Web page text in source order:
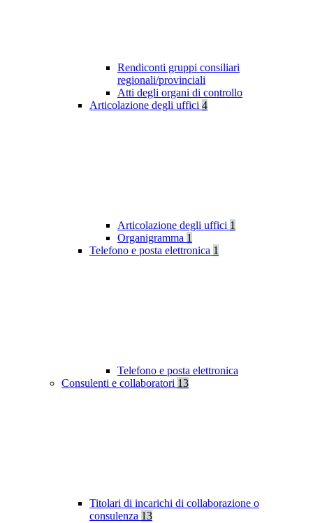
Rendiconti gruppi consiliari
regionali/provinciali
Atti degli organi di controllo
Articolazione degli uffici 4
Articolazione degli uffici 1
Organigramma 1
Telefono e posta elettronica 1
Telefono e posta elettronica
Consulenti e collaboratori 13
Titolari di incarichi di collaborazione o
consulenza 13